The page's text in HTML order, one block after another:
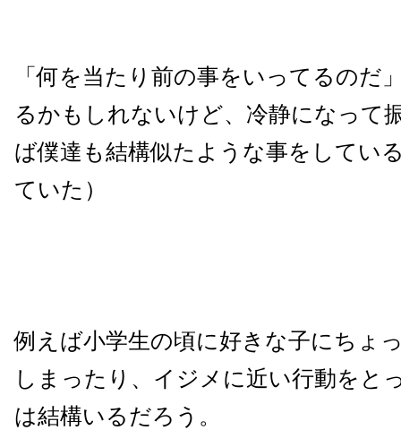
「何を当たり前の事をいってるのだ
るかもしれないけど、冷静になって
ば僕達も結構似たような事をしてい
ていた）
例えば小学生の頃に好きな子にちょ
しまったり、イジメに近い行動をと
は結構いるだろう。